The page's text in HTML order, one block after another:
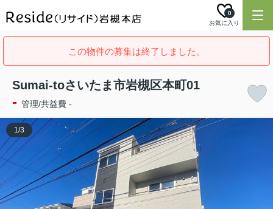
お気に入り
0
この物件の募集は終了しました。
Sumai-toさいたま市岩槻区本町01
- 管理/共益費 -
1/3